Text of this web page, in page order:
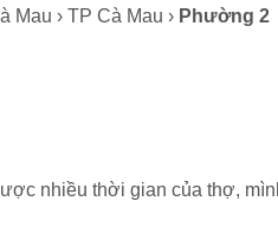
Mau › TP Cà Mau › Phường 2
nhiều thời gian của thợ,